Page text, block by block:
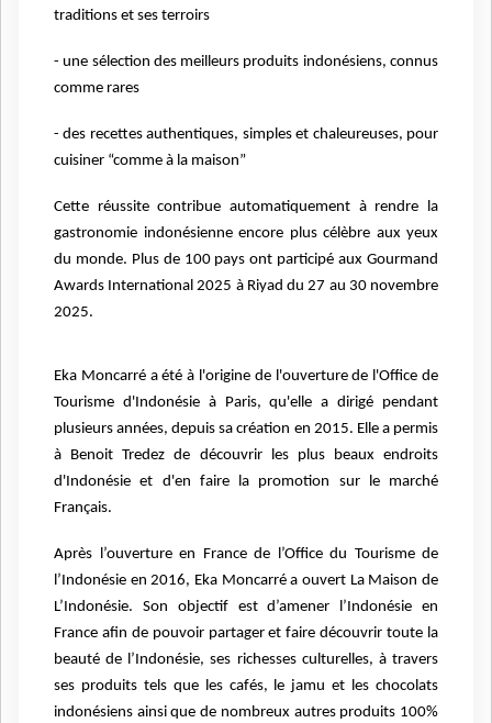
traditions et ses terroirs
- une sélection des meilleurs produits indonésiens, connus
comme rares
- des recettes authentiques, simples et chaleureuses, pour
cuisiner “comme à la maison”
Cette réussite contribue automatiquement à rendre la
gastronomie indonésienne encore plus célèbre aux yeux
du monde. Plus de 100 pays ont participé aux Gourmand
Awards International 2025 à Riyad du 27 au 30 novembre
2025.
Eka Moncarré a été à l'origine de l'ouverture de l'Office de
Tourisme d'Indonésie à Paris, qu'elle a dirigé pendant
plusieurs années, depuis sa création en 2015. Elle a permis
à Benoit Tredez de découvrir les plus beaux endroits
d'Indonésie et d'en faire la promotion sur le marché
Français.
Après l’ouverture en France de l’Office du Tourisme de
l’Indonésie en 2016, Eka Moncarré a ouvert La Maison de
L’Indonésie. Son objectif est d’amener l’Indonésie en
France aﬁn de pouvoir partager et faire découvrir toute la
beauté de l’Indonésie, ses richesses culturelles, à travers
ses produits tels que les cafés, le jamu et les chocolats
indonésiens ainsi que de nombreux autres produits 100%